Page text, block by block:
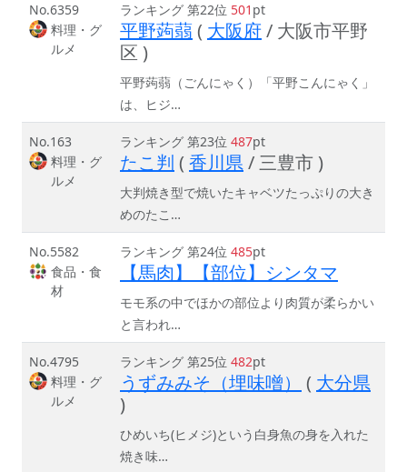
No.6359
料理・グ
ルメ
ランキング 第22位 501 pt
平野蒟蒻( 大阪府/ 大阪市平野
区 )
平野蒟蒻（ごんにゃく）「平野こんにゃく」
は、ヒジ…
No.163
料理・グ
ルメ
ランキング 第23位 487pt
たこ判 ( 香川県/ 三豊市 )
大判焼き型で焼いたキャベツたっぷりの大き
めのたこ…
No.5582
食品・食
材
ランキング 第24位 485pt
【馬肉】【部位】シンタマ
モモ系の中でほかの部位より肉質が柔らかい
と言われ…
No.4795
料理・グ
ルメ
ランキング 第25位 482pt
うずみみそ（埋味噌） ( 大分県
)
ひめいち(ヒメジ)という白身魚の身を入れた
焼き味…